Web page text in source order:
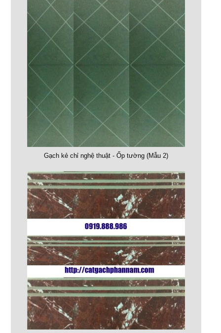
Gạch kẻ chỉ nghệ thuật - Ốp tường (Mẫu 2)